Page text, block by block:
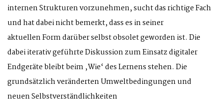
internen Strukturen vorzunehmen, sucht das richtige Fach
und hat dabei nicht bemerkt, dass es in seiner
aktuellen Form darüber selbst obsolet geworden ist. Die
dabei iterativ geführte Diskussion zum Einsatz digitaler
Endgeräte bleibt beim ‚Wie‘ des Lernens stehen. Die
grundsätzlich veränderten Umweltbedingungen und
neuen Selbstverständlichkeiten